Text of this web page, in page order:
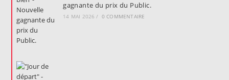
gagnante du prix du Public.
14 MAI 2026 / 0 COMMENTAIRE